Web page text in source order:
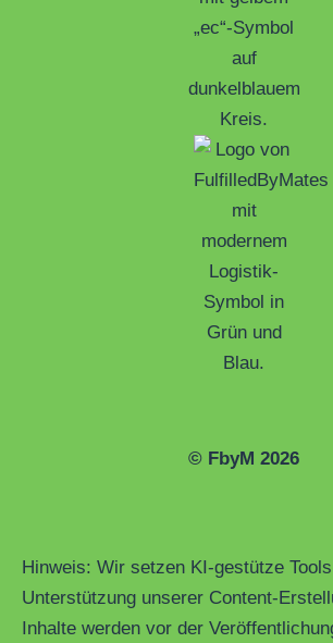
© FbyM 2026
Hinweis: Wir setzen KI-gestütze
Unterstützung unserer Content-
Inhalte werden vor der